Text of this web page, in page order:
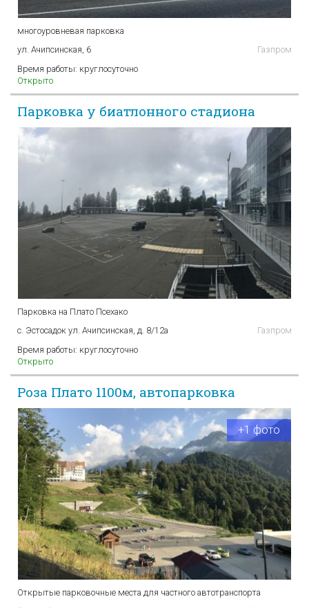
многоуровневая парковка
ул. Ачипсинская, 6
Газпром
Время работы: круглосуточно
Открыто
Парковка у биатлонного стадиона
Парковка на Плато Псехако
с. Эстосадок ул. Ачипсинская, д. 8/12а
Газпром
Время работы: круглосуточно
Открыто
Роза Плато 1100м, автопарковка
+1 фото
Открытые парковочные места для частного автотранспорта